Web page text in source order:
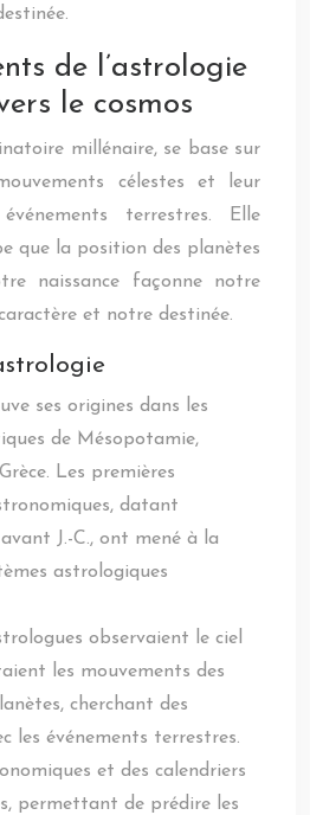
de l’astrologie
le cosmos
millénaire, se base sur
célestes et leur
terrestres. Elle
que la position des planètes
naissance façonne notre
et notre destinée.
ses origines dans les
de Mésopotamie,
Les premières
datant
J.-C., ont mené à la
astrologiques
observaient le ciel
les mouvements des
cherchant des
les événements terrestres.
et des calendriers
permettant de prédire les